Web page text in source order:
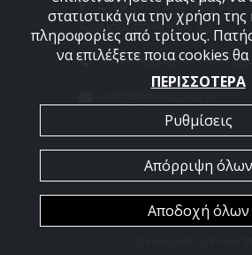
Αργυρούπολη 164 52
210 9960427-210
2026 @ All Rights Reserved -
στατιστικά για την χρήση της
πληροφορίες από τρίτους.
να επιλέξετε ποια cookies
ΠΕΡΙΣΣΟΤΕΡΑ
Ρυθμίσεις
Απόρριψη όλων
Αποδοχή όλων